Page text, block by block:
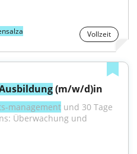
Vollzeit
(m/w/d)in
management und 30 Tage
Überwachung und